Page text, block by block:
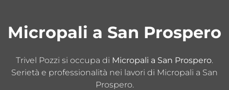
Micropali a San Prospero
Trivel Pozzi si occupa di Micropali a San Prospero.
Serietà e professionalità nei lavori di Micropali a San
Prospero.